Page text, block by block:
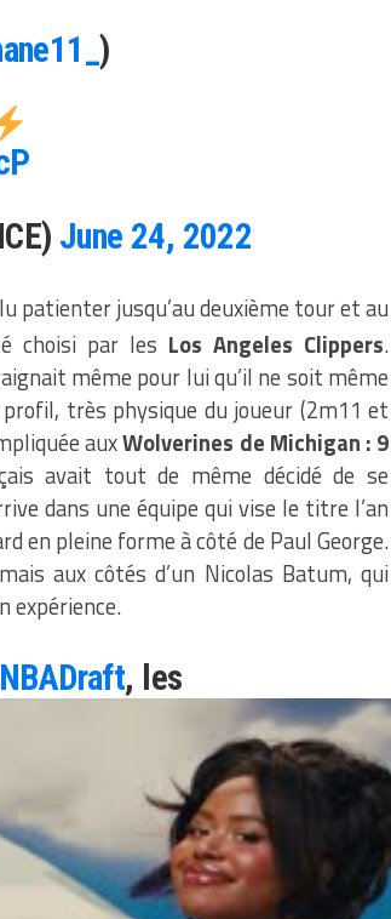
)
June 24, 2022
patienter jusqu’au deuxième tour et au
choisi par les Los Angeles Clippers.
même pour lui qu’il ne soit même
très physique du joueur (2m11 et
auxWolverines de Michigan : 9
avait tout de même décidé de se
dans une équipe qui vise le titre l’an
en pleine forme à côté de Paul George.
aux côtés d’un Nicolas Batum, qui
expérience.
, les
June 24, 2022